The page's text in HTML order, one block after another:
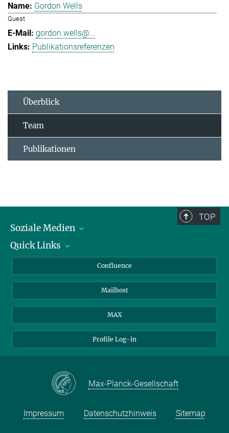
Gordon Wells
Guest
gordon.wells@...
Publikationsreferenzen
Überblick
Team
Publikationen
TOP
Soziale Medien
LinkedIn
YouTube
Quick Links
Für Journalisten und Journalistinnen
Über Tiere in der Forschung
Ihr Weg zu uns
Confluence
Mailhost
MAX
Profile Log-in
Max-Planck-Gesellschaft
Impressum Datenschutzhinweis Sitemap